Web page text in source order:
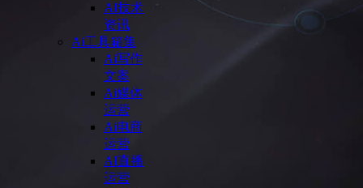
AI技术
资讯
Ai工具箱集
Ai写作
文案
Ai媒体
运营
Ai电商
运营
AI直播
运营